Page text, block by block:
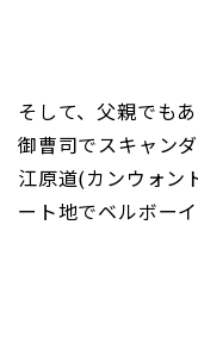
そして、父親でも
御曹司でスキャン
江原道(カンウォン
ート地でベルボー